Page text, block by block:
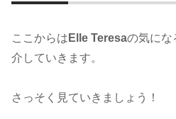
ここからは Elle Teresaの気にな
介していきます。
さっそく見ていきましょう！